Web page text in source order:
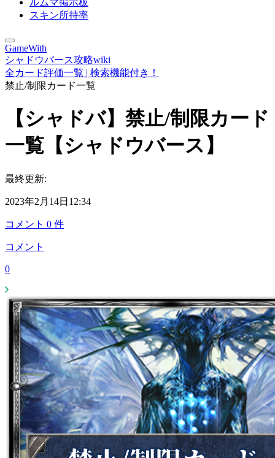
ルムマ掲示板
スキン所持率
GameWith
シャドウバース攻略wiki
全カード評価一覧 | 検索機能付き！
禁止/制限カード一覧
【シャドバ】禁止/制限カード
一覧【シャドウバース】
最終更新:
2023年2月14日12:34
コメント 0 件
コメント
0